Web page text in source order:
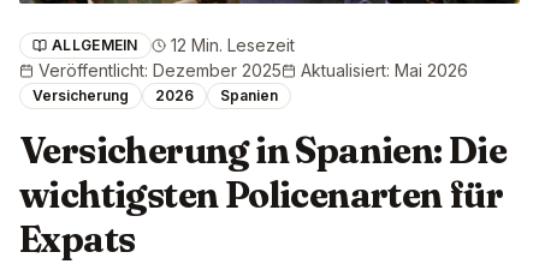
ALLGEMEIN
12 Min. Lesezeit
Veröffentlicht: Dezember 2025 Aktualisiert: Mai 2026
Versicherung 2026 Spanien
Versicherung in Spanien: Die
wichtigsten Policenarten für
Expats